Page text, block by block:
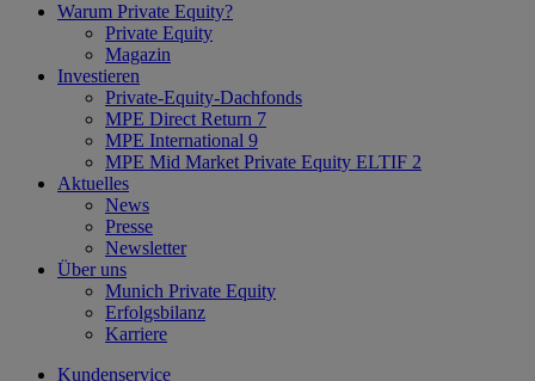
Warum Private Equity?
Private Equity
Magazin
Investieren
Private-Equity-Dachfonds
MPE Direct Return 7
MPE International 9
MPE Mid Market Private Equity ELTIF 2
Aktuelles
News
Presse
Newsletter
Über uns
Munich Private Equity
Erfolgsbilanz
Karriere
Kundenservice